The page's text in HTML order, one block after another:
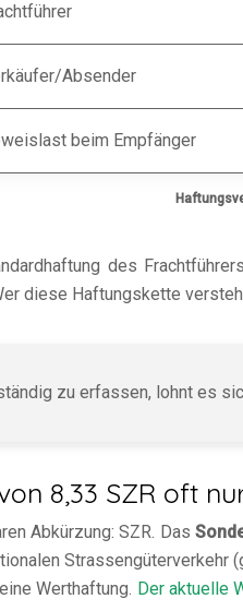
Absender
beim Empfänger
des
diese Haftungskette
zu erfassen, lohnt es
8,33 SZR oft
Abkürzung: SZR. Das
Werthaftung. Der aktuelle